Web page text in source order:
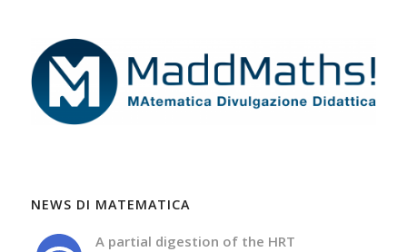
NEWS DI MATEMATICA
A partial digestion of the HRT